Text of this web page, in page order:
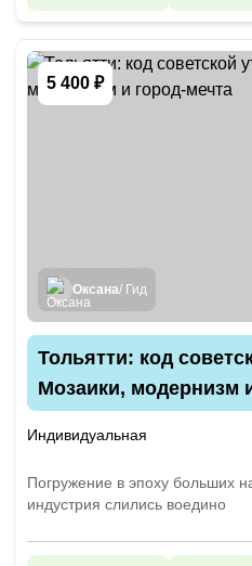
5 400 ₽
Оксана/ Гид
Тольятти: код
Мозаики, модернизм
Индивидуальная
Погружение в эпоху больших
индустрия слились воедино